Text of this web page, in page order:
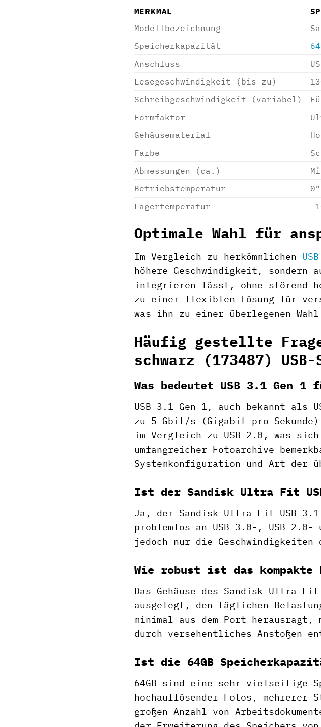
MERKMAL
Modellbezeichnung
Speicherkapazität
Anschluss
Lesegeschwindigkeit (bis zu)
Schreibgeschwindigkeit (variabel)
Formfaktor
Gehäusematerial
Farbe
Abmessungen (ca.)
Betriebstemperatur
Lagertemperatur
-
Optimale Wahl für
Im Vergleich zu herkömmlichen
höhere Geschwindigkeit, sondern
integrieren lässt, ohne störend
zu einer flexiblen Lösung für
was ihn zu einer überlegenen
Häufig gestellte
schwarz (173487)
Was bedeutet USB 3.1 Gen
USB 3.1 Gen 1, auch bekannt
zu 5 Gbit/s (Gigabit pro
im Vergleich zu USB 2.0, was
umfangreicher Fotoarchive
Systemkonfiguration und Art der
Ist der Sandisk Ultra Fit
Ja, der Sandisk Ultra Fit USB
problemlos an USB 3.0-, USB
jedoch nur die
Wie robust ist das kompakte
Das Gehäuse des Sandisk Ultra
ausgelegt, den täglichen
minimal aus dem Port herausragt,
durch versehentliches Anstoßen
Ist die 64GB
64GB sind eine sehr vielseitige
hochauflösender Fotos, mehrerer
großen Anzahl von